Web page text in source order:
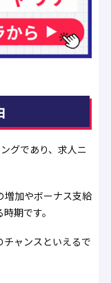
グであり、求人ニ
増加やボーナス支給
期です。
ャンスといえるで